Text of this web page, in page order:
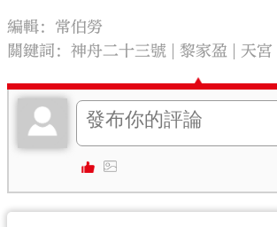
編輯：常伯勞
關鍵詞：神舟二十三號 黎家盈 天宮